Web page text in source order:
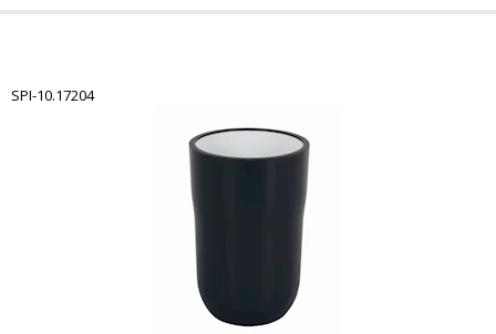
SPI-10.17204